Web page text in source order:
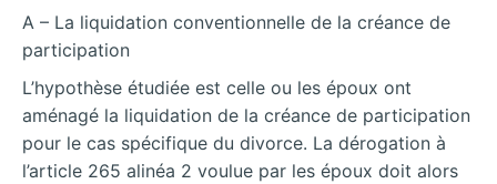
A – La liquidation conventionnelle de la créance de
participation
L’hypothèse étudiée est celle ou les époux ont
aménagé la liquidation de la créance de participation
pour le cas spécifique du divorce. La dérogation à
l’article 265 alinéa 2 voulue par les époux doit alors